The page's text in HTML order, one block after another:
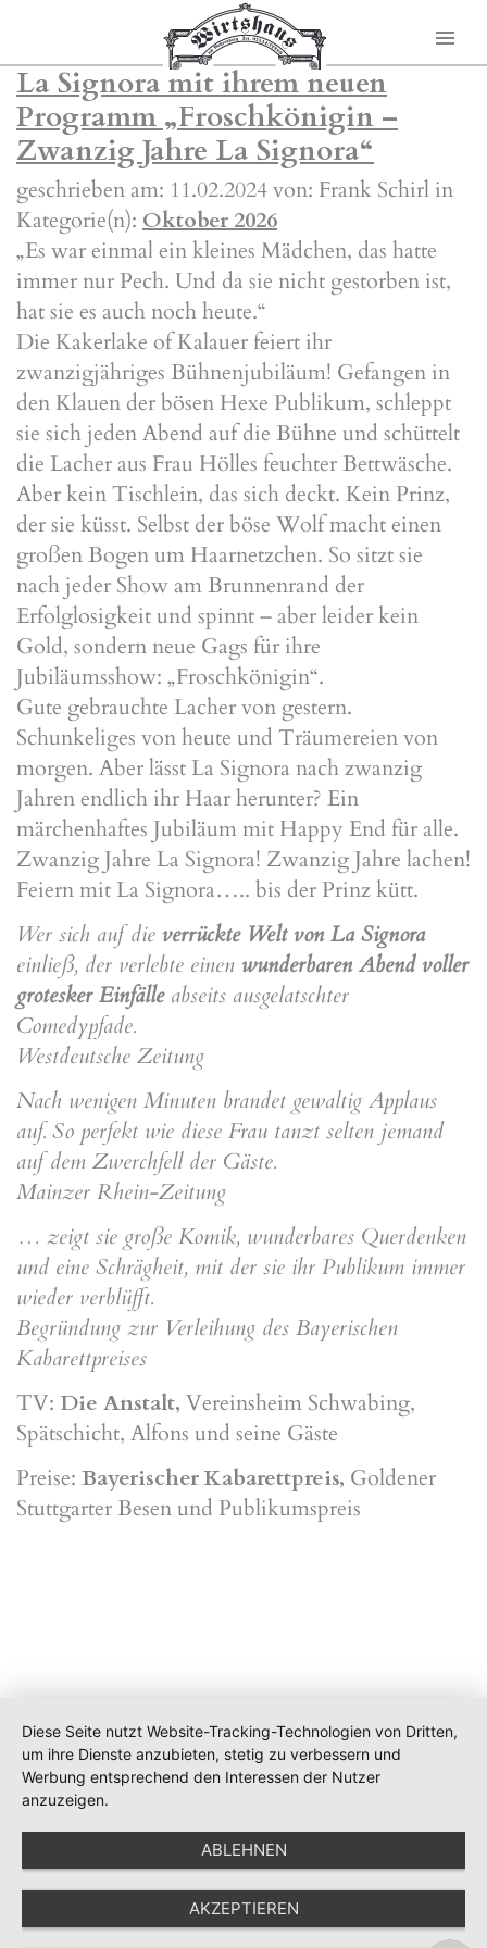
La Signora mit ihrem neuen
Programm „Froschkönigin –
Zwanzig Jahre La Signora“
geschrieben am: 11.02.2024 von: Frank Schirl in
Kategorie(n): Oktober 2026
„Es war einmal ein kleines Mädchen, das hatte
immer nur Pech. Und da sie nicht gestorben ist,
hat sie es auch noch heute.“
Die Kakerlake of Kalauer feiert ihr
zwanzigjähriges Bühnenjubiläum! Gefangen in
den Klauen der bösen Hexe Publikum, schleppt
sie sich jeden Abend auf die Bühne und schüttelt
die Lacher aus Frau Hölles feuchter Bettwäsche.
Aber kein Tischlein, das sich deckt. Kein Prinz,
der sie küsst. Selbst der böse Wolf macht einen
großen Bogen um Haarnetzchen. So sitzt sie
nach jeder Show am Brunnenrand der
Erfolglosigkeit und spinnt – aber leider kein
Gold, sondern neue Gags für ihre
Jubiläumsshow: „Froschkönigin“.
Gute gebrauchte Lacher von gestern.
Schunkeliges von heute und Träumereien von
morgen. Aber lässt La Signora nach zwanzig
Jahren endlich ihr Haar herunter? Ein
märchenhaftes Jubiläum mit Happy End für alle.
Zwanzig Jahre La Signora! Zwanzig Jahre lachen!
Feiern mit La Signora….. bis der Prinz kütt.
Wer sich auf die verrückte Welt von La Signora
einließ, der verlebte einen wunderbaren Abend voller
grotesker Einfälleabseits ausgelatschter
Comedypfade.
Westdeutsche Zeitung
Nach wenigen Minuten brandet gewaltig Applaus
auf. So perfekt wie diese Frau tanzt selten jemand
auf dem Zwerchfell der Gäste.
Mainzer Rhein-Zeitung
… zeigt sie große Komik, wunderbares Querdenken
und eine Schrägheit, mit der sie ihr Publikum immer
wieder verblüfft.
Begründung zur Verleihung des Bayerischen
Kabarettpreises
TV: Die Anstalt, Vereinsheim Schwabing,
Spätschicht, Alfons und seine Gäste
Preise: Bayerischer Kabarettpreis, Goldener
Stuttgarter Besen und Publikumspreis
Diese Seite nutzt Website-Tracking-Technologien von Dritten,
um ihre Dienste anzubieten, stetig zu verbessern und
Werbung entsprechend den Interessen der Nutzer
anzuzeigen.
ABLEHNEN
AKZEPTIEREN